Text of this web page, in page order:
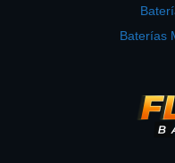
Baterías